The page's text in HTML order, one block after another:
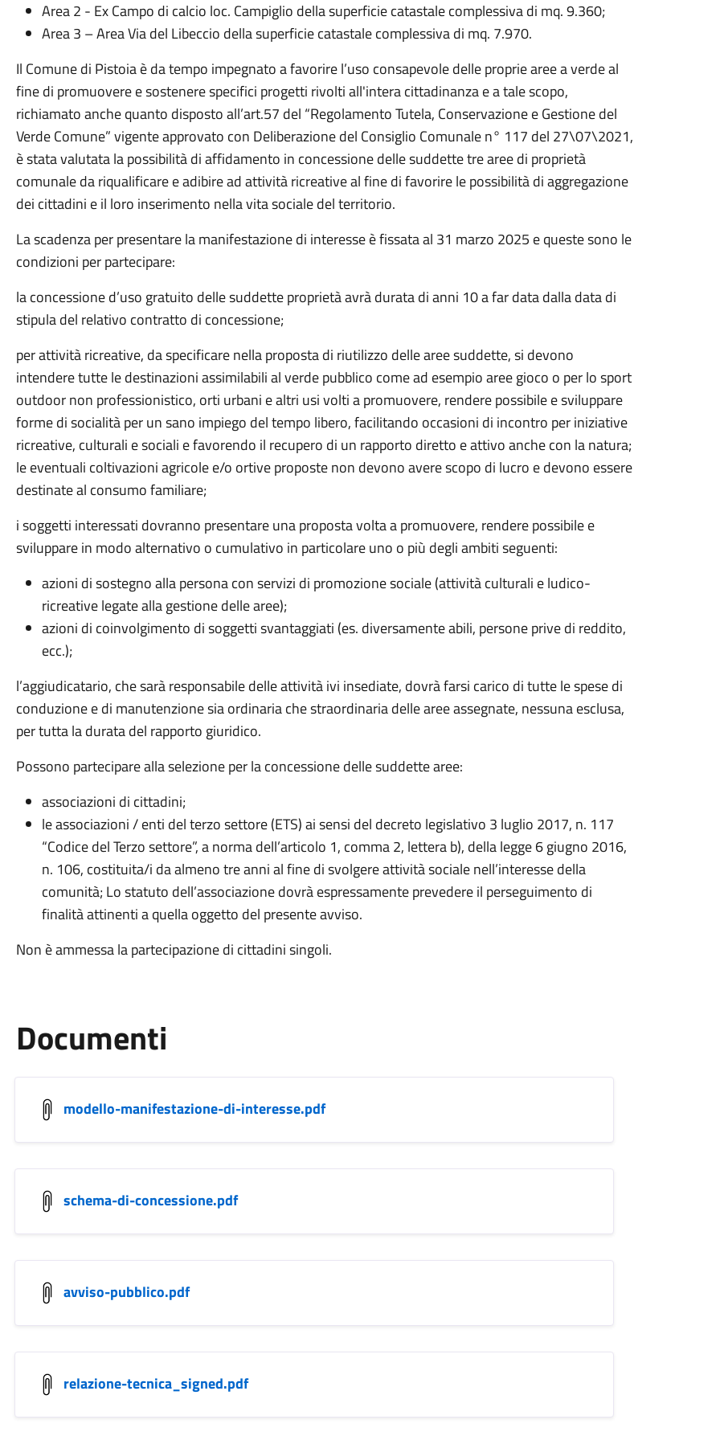
Area 2 - Ex Campo di calcio loc. Campiglio della superficie catastale complessiva di mq. 9.360;
Area 3 – Area Via del Libeccio della superficie catastale complessiva di mq. 7.970.
Il Comune di Pistoia è da tempo impegnato a favorire l’uso consapevole delle proprie aree a verde al
fine di promuovere e sostenere specifici progetti rivolti all'intera cittadinanza e a tale scopo,
richiamato anche quanto disposto all’art.57 del “Regolamento Tutela, Conservazione e Gestione del
Verde Comune” vigente approvato con Deliberazione del Consiglio Comunale n° 117 del 27\07\2021,
è stata valutata la possibilità di affidamento in concessione delle suddette tre aree di proprietà
comunale da riqualificare e adibire ad attività ricreative al fine di favorire le possibilità di aggregazione
dei cittadini e il loro inserimento nella vita sociale del territorio.
La scadenza per presentare la manifestazione di interesse è fissata al 31 marzo 2025 e queste sono le
condizioni per partecipare:
la concessione d’uso gratuito delle suddette proprietà avrà durata di anni 10 a far data dalla data di
stipula del relativo contratto di concessione;
per attività ricreative, da specificare nella proposta di riutilizzo delle aree suddette, si devono
intendere tutte le destinazioni assimilabili al verde pubblico come ad esempio aree gioco o per lo sport
outdoor non professionistico, orti urbani e altri usi volti a promuovere, rendere possibile e sviluppare
forme di socialità per un sano impiego del tempo libero, facilitando occasioni di incontro per iniziative
ricreative, culturali e sociali e favorendo il recupero di un rapporto diretto e attivo anche con la natura;
le eventuali coltivazioni agricole e/o ortive proposte non devono avere scopo di lucro e devono essere
destinate al consumo familiare;
i soggetti interessati dovranno presentare una proposta volta a promuovere, rendere possibile e
sviluppare in modo alternativo o cumulativo in particolare uno o più degli ambiti seguenti:
azioni di sostegno alla persona con servizi di promozione sociale (attività culturali e ludico-
ricreative legate alla gestione delle aree);
azioni di coinvolgimento di soggetti svantaggiati (es. diversamente abili, persone prive di reddito,
ecc.);
l’aggiudicatario, che sarà responsabile delle attività ivi insediate, dovrà farsi carico di tutte le spese di
conduzione e di manutenzione sia ordinaria che straordinaria delle aree assegnate, nessuna esclusa,
per tutta la durata del rapporto giuridico.
Possono partecipare alla selezione per la concessione delle suddette aree:
associazioni di cittadini;
le associazioni / enti del terzo settore (ETS) ai sensi del decreto legislativo 3 luglio 2017, n. 117
“Codice del Terzo settore”, a norma dell’articolo 1, comma 2, lettera b), della legge 6 giugno 2016,
n. 106, costituita/i da almeno tre anni al fine di svolgere attività sociale nell’interesse della
comunità; Lo statuto dell’associazione dovrà espressamente prevedere il perseguimento di
finalità attinenti a quella oggetto del presente avviso.
Non è ammessa la partecipazione di cittadini singoli.
Documenti
modello-manifestazione-di-interesse.pdf
schema-di-concessione.pdf
avviso-pubblico.pdf
relazione-tecnica_signed.pdf